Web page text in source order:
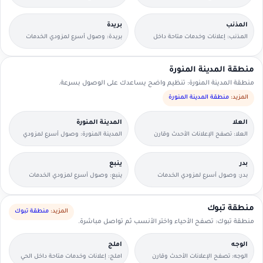
التفاصيل بسرعة.
التفاصيل بسرعة.
المذنب
المذنب: إعلانات وخدمات متاحة داخل
الحي مع وسائل تواصل مباشرة.
بريدة
بريدة: وصول أسرع لمزودي الخدمات
القريبين منك.
منطقة المدينة المنورة
منطقة المدينة المنورة: تنظيم واضح يساعدك على الوصول بسرعة.
المزيد: منطقة المدينة المنورة
العلا
العلا: تصفح الإعلانات الأحدث وقارن
التفاصيل بسرعة.
المدينة المنورة
المدينة المنورة: وصول أسرع لمزودي
الخدمات القريبين منك.
بدر
بدر: وصول أسرع لمزودي الخدمات
القريبين منك.
ينبع
ينبع: وصول أسرع لمزودي الخدمات
القريبين منك.
منطقة تبوك
منطقة تبوك: تصفح الأحياء واختر الأنسب ثم تواصل مباشرة.
المزيد: منطقة تبوك
الوجه
الوجه: تصفح الإعلانات الأحدث وقارن
املج
املج: إعلانات وخدمات متاحة داخل الحي